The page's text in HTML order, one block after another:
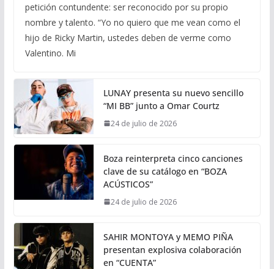
petición contundente: ser reconocido por su propio
nombre y talento. “Yo no quiero que me vean como el
hijo de Ricky Martin, ustedes deben de verme como
Valentino. Mi
LUNAY presenta su nuevo sencillo
“MI BB” junto a Omar Courtz
24 de julio de 2026
Boza reinterpreta cinco canciones
clave de su catálogo en “BOZA
ACÚSTICOS”
24 de julio de 2026
SAHIR MONTOYA y MEMO PIÑA
presentan explosiva colaboración
en “CUENTA”